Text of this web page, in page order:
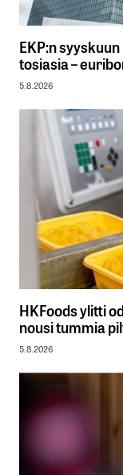
EKP:n
tosiasia –
5.8.2026
HKFoods ylitti
nousi tummia
5.8.2026